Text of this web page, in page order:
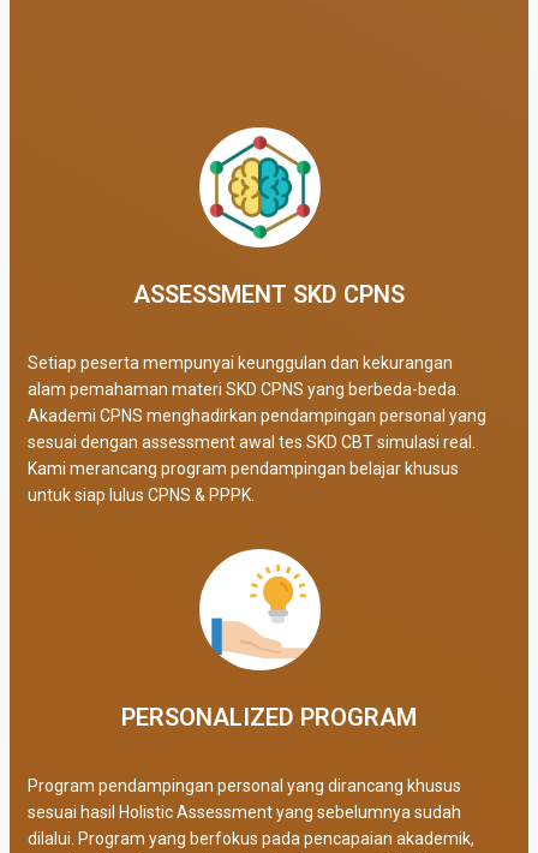
ASSESSMENT SKD CPNS
Setiap peserta mempunyai keunggulan dan kekurangan
alam pemahaman materi SKD CPNS yang berbeda-beda.
Akademi CPNS menghadirkan pendampingan personal yang
sesuai dengan assessment awal tes SKD CBT simulasi real.
Kami merancang program pendampingan belajar khusus
untuk siap lulus CPNS & PPPK.
PERSONALIZED PROGRAM​
Program pendampingan personal yang dirancang khusus
sesuai hasil Holistic Assessment yang sebelumnya sudah
dilalui. Program yang berfokus pada pencapaian akademik,